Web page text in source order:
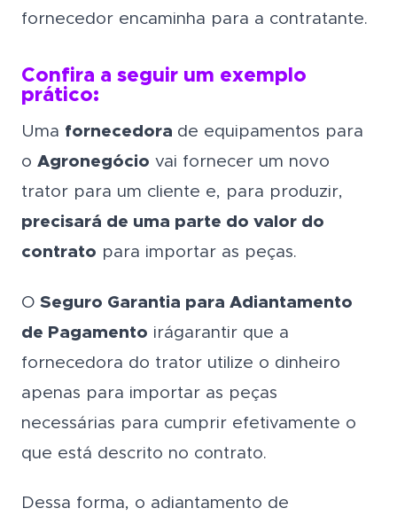
fornecedor encaminha para a contratante.
Confira a seguir um exemplo
prático:
Uma fornecedora de equipamentos para
o Agronegócio vai fornecer um novo
trator para um cliente e, para produzir,
precisará de uma parte do valor do
contrato para importar as peças.
O Seguro Garantia para Adiantamento
de Pagamento irágarantir que a
fornecedora do trator utilize o dinheiro
apenas para importar as peças
necessárias para cumprir efetivamente o
que está descrito no contrato.
Dessa forma, o adiantamento de